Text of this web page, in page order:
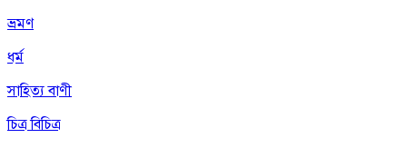
ভ্রমণ
ধর্ম
সাহিত্য বাণী
চিত্র বিচিত্র